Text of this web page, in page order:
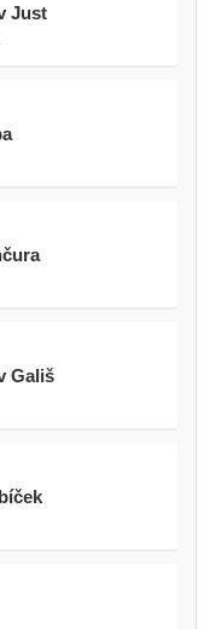
Just
Gališ